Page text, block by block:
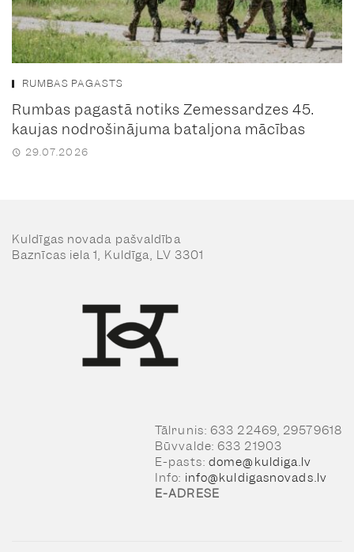
RUMBAS PAGASTS
Rumbas pagastā notiks Zemessardzes 45.
kaujas nodrošinājuma bataljona mācības
29.07.2026
Kuldīgas novada pašvaldība
Baznīcas iela 1, Kuldīga, LV 3301
Tālrunis: 633 22469, 29579618
Būvvalde: 633 21903
E-pasts: dome@kuldiga.lv
Info: info@kuldigasnovads.lv
E-ADRESE